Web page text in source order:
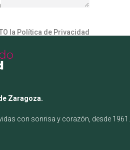
la Política de Privacidad
Zaragoza.
con sonrisa y corazón, desde 1961.